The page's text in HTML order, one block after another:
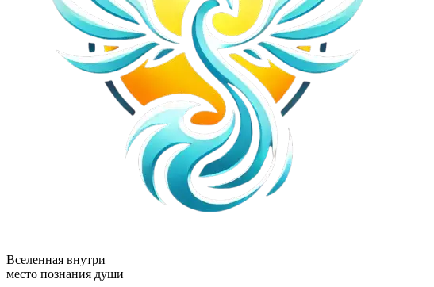
Вселенная внутри
место познания души